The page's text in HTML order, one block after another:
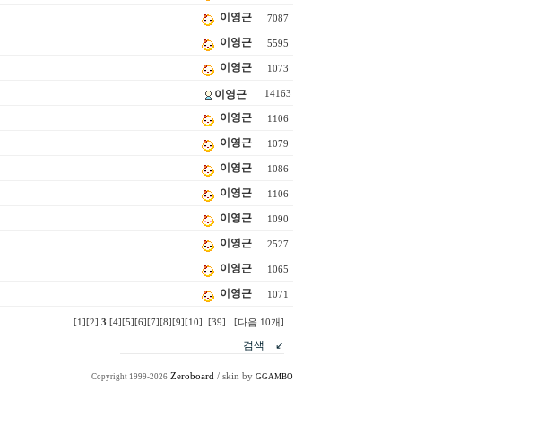
이영근 7087
이영근 5595
이영근 1073
이영근 14163
이영근 1106
이영근 1079
이영근 1086
이영근 1106
이영근 1090
이영근 2527
이영근 1065
이영근 1071
[1] [2] 3 [4] [5] [6] [7] [8] [9] [10] [39] [다음 10개]
Copyright 1999-2026 Zeroboard / skin by GGAMBO